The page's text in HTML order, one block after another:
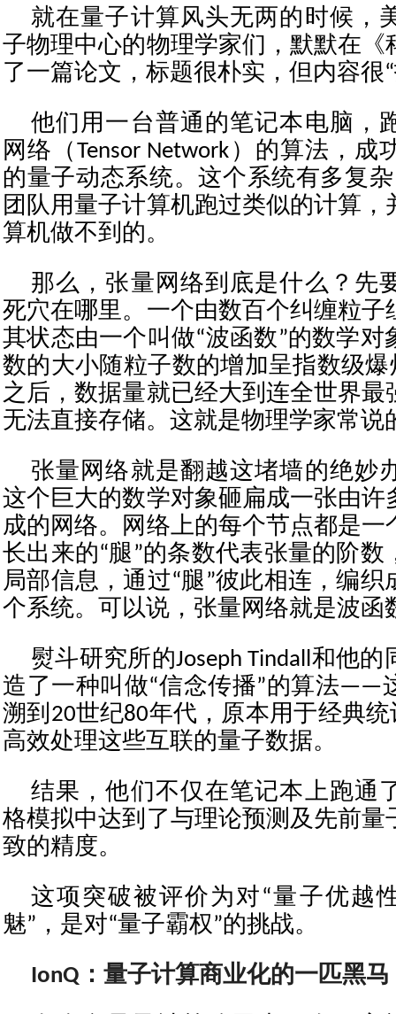
就在量子计算风头无两的时候，
子物理中心的物理学家们，默默在《
了一篇论文，标题很朴实，但内容很
他们用一台普通的笔记本电脑，
网络（Tensor Network）的算法，成
的量子动态系统。这个系统有多复
团队用量子计算机跑过类似的计算，
算机做不到的。
那么，张量网络到底是什么？先
死穴在哪里。一个由数百个纠缠粒子
其状态由一个叫做“波函数”的数学对
数的大小随粒子数的增加呈指数级
之后，数据量就已经大到连全世界最
无法直接存储。这就是物理学家常说
张量网络就是翻越这堵墙的绝妙
这个巨大的数学对象砸扁成一张由许
成的网络。网络上的每个节点都是一
长出来的“腿”的条数代表张量的阶数
局部信息，通过“腿”彼此相连，编织
个系统。可以说，张量网络就是波函
熨斗研究所的Joseph Tindall和他
造了一种叫做“信念传播”的算法——
溯到20世纪80年代，原本用于经典
高效处理这些互联的量子数据。
结果，他们不仅在笔记本上跑通
格模拟中达到了与理论预测及先前量
致的精度。
这项突破被评价为对“量子优越
魅”，是对“量子霸权”的挑战。
IonQ：量子计算商业化的一匹黑马